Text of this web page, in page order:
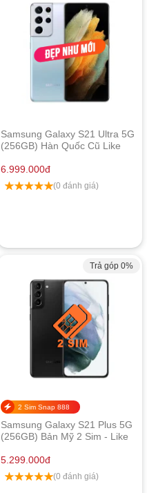
Samsung Galaxy S21 Ultra 5G
(256GB) Hàn Quốc Cũ Like
6.999.000đ
(0 đánh giá)
Trả góp 0%
2 Sim Snap 888
Samsung Galaxy S21 Plus 5G
(256GB) Bản Mỹ 2 Sim - Like
5.299.000đ
(0 đánh giá)